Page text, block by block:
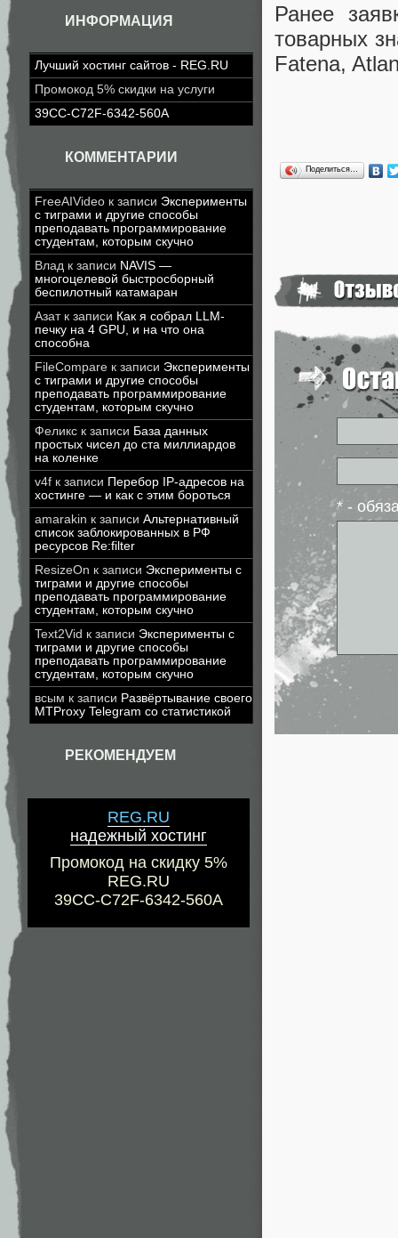
ИНФОРМАЦИЯ
Лучший хостинг сайтов - REG.RU
Промокод 5% скидки на услуги
39CC-C72F-6342-560A
КОММЕНТАРИИ
FreeAIVideo к записи Эксперименты
с тиграми и другие способы
преподавать программирование
студентам, которым скучно
Влад к записи NAVIS —
многоцелевой быстросборный
беспилотный катамаран
Азатк записи Как я собрал LLM-
печку на 4 GPU, и на что она
способна
FileCompare к записи Эксперименты
с тиграми и другие способы
преподавать программирование
студентам, которым скучно
Феликс к записи База данных
простых чисел до ста миллиардов
на коленке
v4f к записи Перебор IP-адресов на
хостинге — и как с этим бороться
amarakin к записи Альтернативный
список заблокированных в РФ
ресурсов Re:filter
ResizeOn к записи Эксперименты с
тиграми и другие способы
преподавать программирование
студентам, которым скучно
Text2Vid к записи Эксперименты с
тиграми и другие способы
преподавать программирование
студентам, которым скучно
всым к записи Развёртывание своего
MTProxy Telegram со статистикой
РЕКОМЕНДУЕМ
REG.RU
надежный хостинг
Промокод на скидку 5%
REG.RU
39CC-C72F-6342-560A
Ранее
товарных
Fatena,
Поделиться…
* -